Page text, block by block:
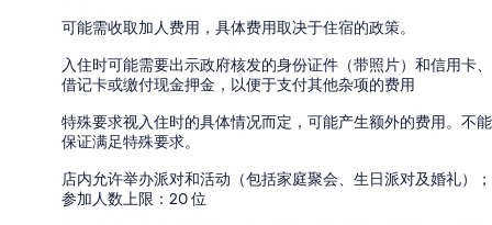
可能需收取加人费用，具体费用取决于住宿的政策。
入住时可能需要出示政府核发的身份证件（带照片）和信用卡、
借记卡或缴付现金押金，以便于支付其他杂项的费用
特殊要求视入住时的具体情况而定，可能产生额外的费用。不能
保证满足特殊要求。
店内允许举办派对和活动（包括家庭聚会、生日派对及婚礼）；
参加人数上限：20 位